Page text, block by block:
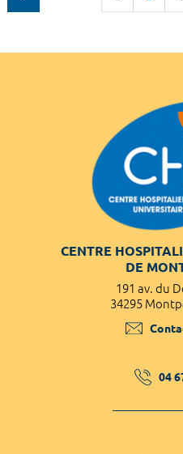
CENTRE
DE
191 av. du
34295
04